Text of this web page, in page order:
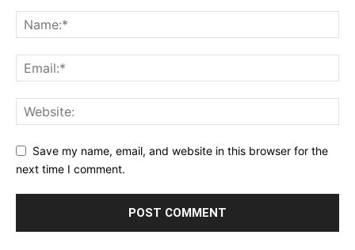
Save my name, email, and website in this browser for the
next time I comment.